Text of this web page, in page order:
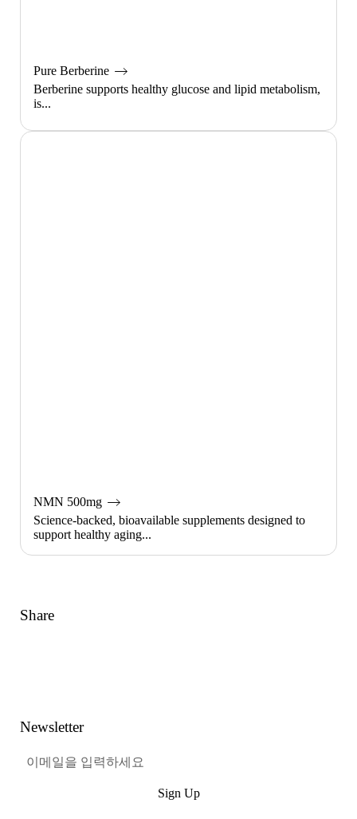
Share
Newsletter
혜택받기
Sign Up
Pure Berberine
Berberine supports healthy glucose and lipid metabolism,
is...
NMN 500mg
Science-backed, bioavailable supplements designed to
support healthy aging...